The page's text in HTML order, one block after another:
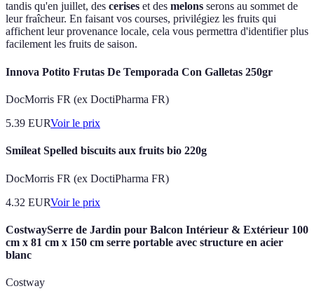
tandis qu'en juillet, des cerises et des melons serons au sommet de
leur fraîcheur. En faisant vos courses, privilégiez les fruits qui
affichent leur provenance locale, cela vous permettra d'identifier plus
facilement les fruits de saison.
Innova Potito Frutas De Temporada Con Galletas 250gr
DocMorris FR (ex DoctiPharma FR)
5.39 EURVoir le prix
Smileat Spelled biscuits aux fruits bio 220g
DocMorris FR (ex DoctiPharma FR)
4.32 EURVoir le prix
CostwaySerre de Jardin pour Balcon Intérieur & Extérieur 100
cm x 81 cm x 150 cm serre portable avec structure en acier
blanc
Costway